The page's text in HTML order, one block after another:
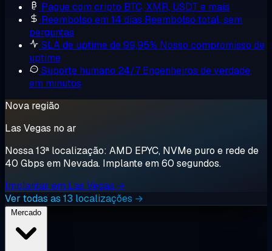
Pague com cripto BTC, XMR, USDT e mais
Reembolso em 14 dias Reembolso total, sem
perguntas
SLA de uptime de 99,95% Nosso compromisso de
uptime
Suporte humano 24/7 Engenheiros de verdade,
em minutos
Nova região
Las Vegas no ar
Nossa 13ª localização: AMD EPYC, NVMe puro e rede de
40 Gbps em Nevada. Implante em 60 segundos.
Implantar em Las Vegas →
Ver todas as 13 localizações →